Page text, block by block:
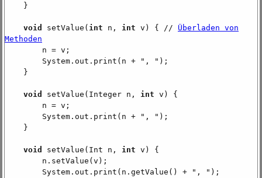
}
void setValue( int n, int v) { // Überladen von
Methoden
n = v;
System.out.print(n + ", ");
}
void setValue(Integer n, int v) {
n = v;
System.out.print(n + ", ");
}
void setValue(Int n, int v) {
n.setValue(v);
System.out.print(n.getValue() + ", ");